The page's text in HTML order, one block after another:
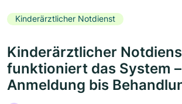
Kinderärztlicher Notdienst
Kinderärztlicher
funktioniert das System
Anmeldung bis